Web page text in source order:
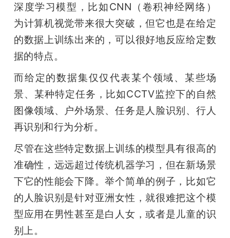
深度学习模型，比如CNN（卷积神经网络）
为计算机视觉带来很大突破，但它也是在给定
的数据上训练出来的，可以很好地反应给定数
据的特点。
而给定的数据集仅仅代表某个领域、某些场
景、某种特定任务，比如CCTV监控下的自然
图像领域、户外场景、任务是人脸识别、行人
再识别和行为分析。
尽管在这些特定数据上训练的模型具有很高的
准确性，远远超过传统机器学习，但在新场景
下它的性能会下降。举个简单的例子，比如它
的人脸识别是针对亚洲女性，就很难把这个模
型应用在男性甚至是白人女，或者是儿童的识
别上。